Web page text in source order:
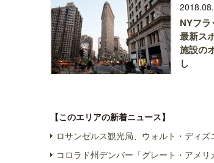
NYフ
最新ス
施設の
し
【このエリアの新着ニュース】
ロサンゼルス観光局、ウォルト・ディ
コロラド州デンバー「グレート・アメ